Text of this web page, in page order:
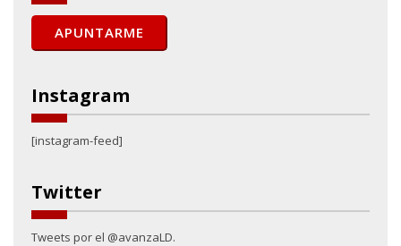
Instagram
[instagram-feed]
Twitter
Tweets por el @avanzaLD.